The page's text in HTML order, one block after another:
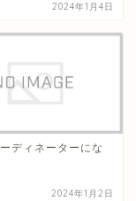
2024年1月4日
ディネーターにな
2024年1月2日